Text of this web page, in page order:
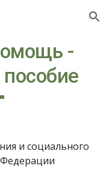
Skip to navigation
-
и социального
Федерации